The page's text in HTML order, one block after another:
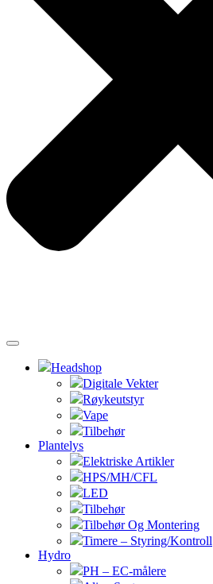
Headshop
Digitale Vekter
Røykeutstyr
Vape
Tilbehør
Plantelys
Elektriske Artikler
HPS/MH/CFL
LED
Tilbehør
Tilbehør Og Montering
Timere – Styring/Kontroll
Hydro
PH – EC-målere